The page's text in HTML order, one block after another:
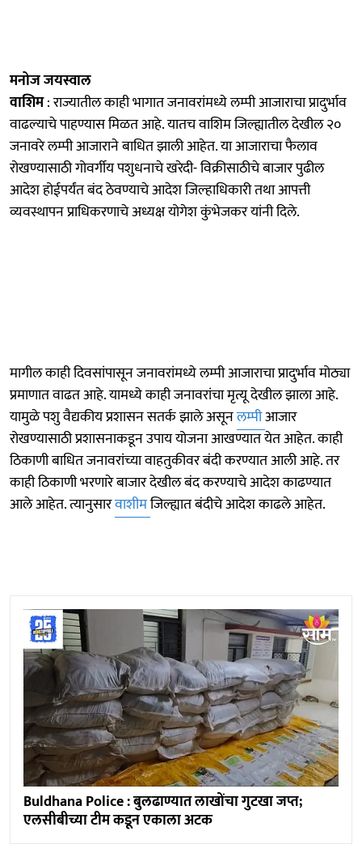
मनोज जयस्वाल
वाशिम: राज्यातील काही भागात जनावरांमध्ये लम्पी आजाराचा प्रादुर्भाव
वाढल्याचे पाहण्यास मिळत आहे. यातच वाशिम जिल्ह्यातील देखील २०
जनावरे लम्पी आजाराने बाधित झाली आहेत. या आजाराचा फैलाव
रोखण्यासाठी गोवर्गीय पशुधनाचे खरेदी- विक्रीसाठीचे बाजार पुढील
आदेश होईपर्यंत बंद ठेवण्याचे आदेश जिल्हाधिकारी तथा आपत्ती
व्यवस्थापन प्राधिकरणाचे अध्यक्ष योगेश कुंभेजकर यांनी दिले.
मागील काही दिवसांपासून जनावरांमध्ये लम्पी आजाराचा प्रादुर्भाव मोठ्या
प्रमाणात वाढत आहे. यामध्ये काही जनावरांचा मृत्यू देखील झाला आहे.
यामुळे पशु वैद्यकीय प्रशासन सतर्क झाले असूनलम्पीआजार
रोखण्यासाठी प्रशासनाकडून उपाय योजना आखण्यात येत आहेत. काही
ठिकाणी बाधित जनावरांच्या वाहतुकीवर बंदी करण्यात आली आहे. तर
काही ठिकाणी भरणारे बाजार देखील बंद करण्याचे आदेश काढण्यात
आले आहेत. त्यानुसारवाशीमजिल्ह्यात बंदीचे आदेश काढले आहेत.
Buldhana Police : बुलढाण्यात लाखोंचा गुटखा जप्त;
एलसीबीच्या टीम कडून एकाला अटक